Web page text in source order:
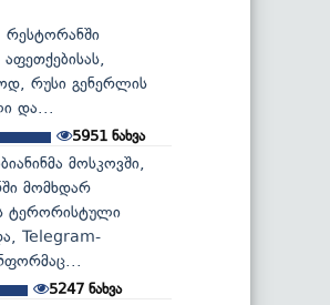
რესტორანში
რუსი გენერლის
და...
5951 ნახვა
მოსკოვში,
მომხდარ
ტერორისტული
Telegram-
5247 ნახვა